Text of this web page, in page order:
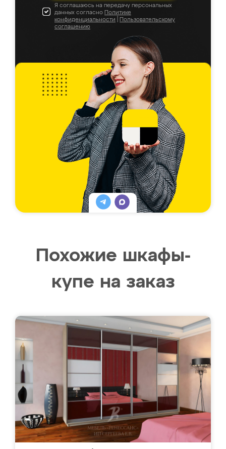
Я соглашаюсь на передачу персональных
данных согласно Политике
конфиденциальности
Пользовательскому
соглашению
Похожие шкафы-
купе на заказ